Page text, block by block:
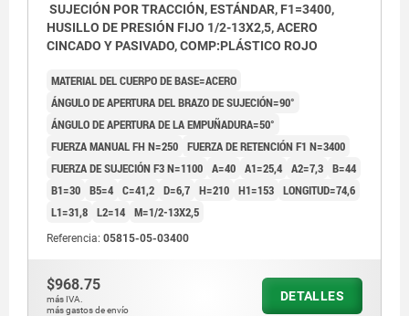
SUJECIÓN POR TRACCIÓN, ESTÁNDAR, F1=3400,
HUSILLO DE PRESIÓN FIJO 1/2-13X2,5, ACERO
CINCADO Y PASIVADO, COMP:PLÁSTICO ROJO
MATERIAL DEL CUERPO DE BASE=ACERO
ÁNGULO DE APERTURA DEL BRAZO DE SUJECIÓN=90°
ÁNGULO DE APERTURA DE LA EMPUÑADURA=50°
FUERZA MANUAL FH N=250 FUERZA DE RETENCIÓN F1 N=3400
FUERZA DE SUJECIÓN F3 N=1100 A=40 A1=25,4 A2=7,3 B=44
B1=30 B5=4 C=41,2 D=6,7 H=210 H1=153 LONGITUD=74,6
L1=31,8 L2=14 M=1/2-13X2,5
Referencia: 05815-05-03400
$968.75
más IVA.
más gastos de envío
DETALLES